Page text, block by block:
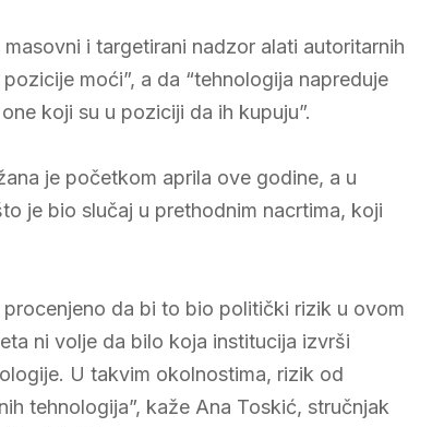
i targetirani nadzor alati autoritarnih
moći”, a da “tehnologija napreduje
koji su u poziciji da ih kupuju”.
je početkom aprila ove godine, a u
je bio slučaj u prethodnim nacrtima, koji
da bi to bio politički rizik u ovom
ni volje da bilo koja institucija izvrši
U takvim okolnostima, rizik od
tehnologija”, kaže Ana Toskić, stručnjak